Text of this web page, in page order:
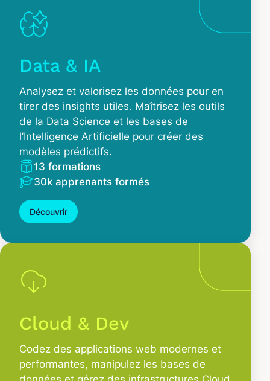
Data & IA
Analysez et valorisez les données pour en
tirer des insights utiles. Maîtrisez les outils
de la Data Science et les bases de
l’Intelligence Artificielle pour créer des
modèles prédictifs.
13 formations
30k apprenants formés
Découvrir
Cloud & Dev
Codez des applications web modernes et
performantes, manipulez les bases de